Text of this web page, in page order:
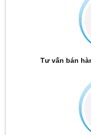
Tư vấn bán